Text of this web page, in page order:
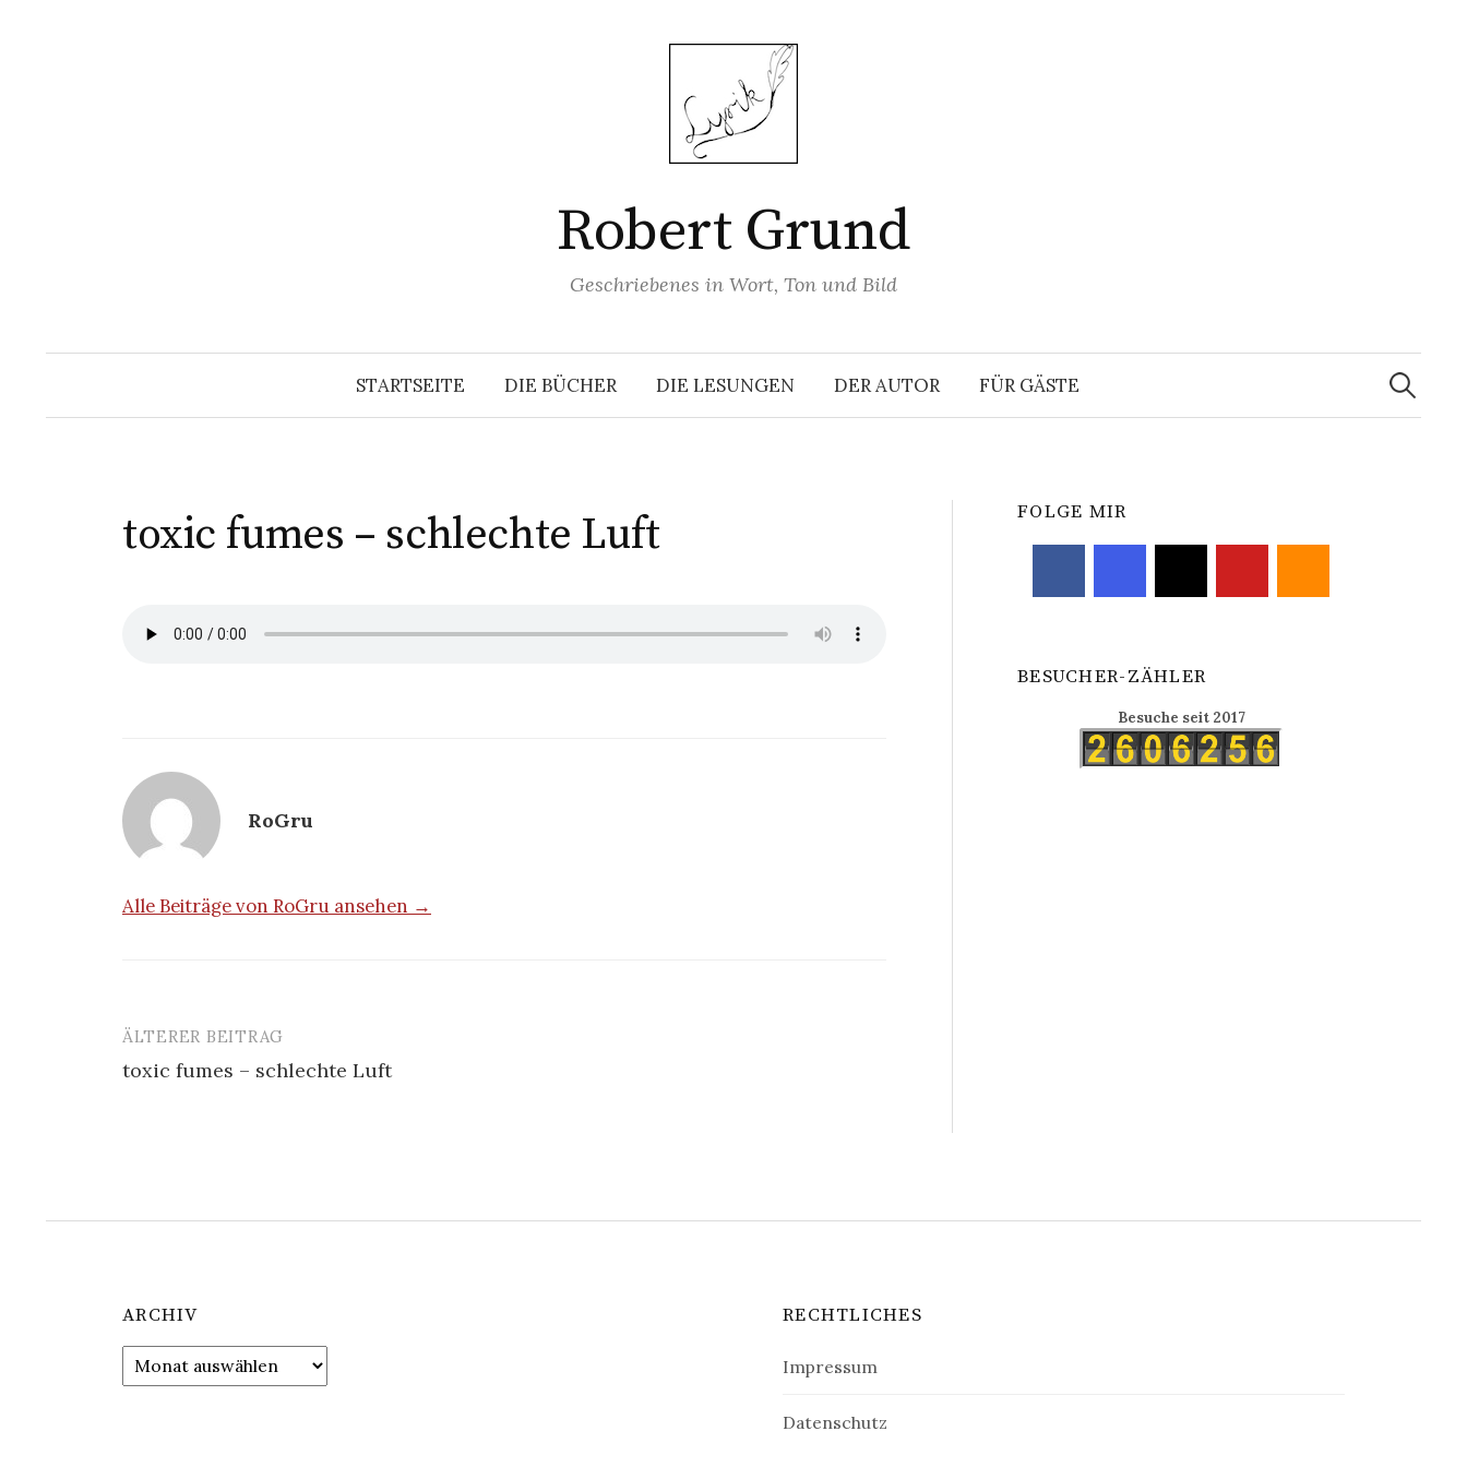
Robert Grund
Geschriebenes in Wort, Ton und Bild
STARTSEITE DIE BÜCHER DIE LESUNGEN DER AUTOR FÜR GÄSTE
Suchen
nach:
toxic fumes – schlechte Luft
RoGru
Alle Beiträge von RoGru ansehen →
Beitrags-
Navigation
ÄLTERER BEITRAG
toxic fumes – schlechte Luft
FOLGE MIR
BESUCHER-ZÄHLER
Besuche seit 2017
ARCHIV
Archiv
RECHTLICHES
Impressum
Datenschutz